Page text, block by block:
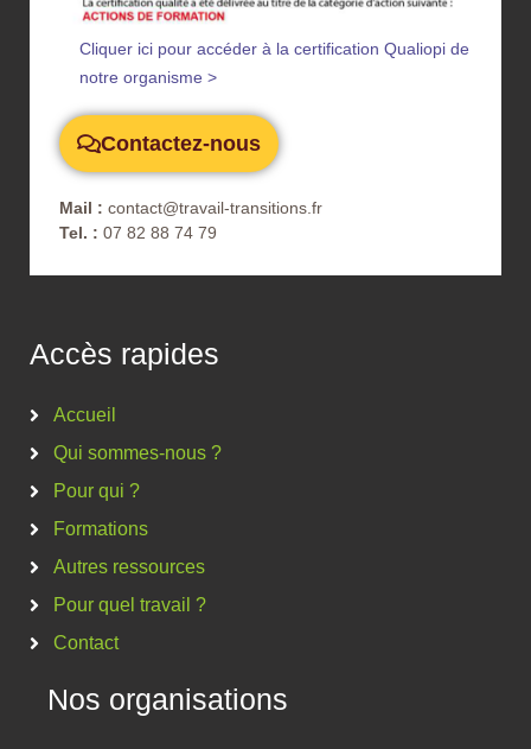
Cliquer ici pour accéder à la certification Qualiopi de
notre organisme >
Contactez-nous
Mail : contact@travail-transitions.fr
Tel. : 07 82 88 74 79
Accès rapides
Accueil
Qui sommes-nous ?
Pour qui ?
Formations
Autres ressources
Pour quel travail ?
Contact
Nos organisations